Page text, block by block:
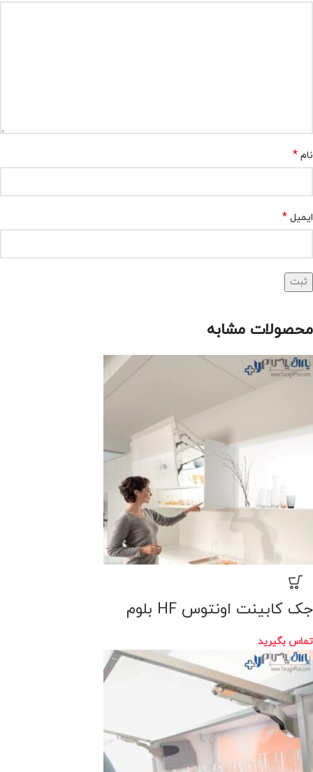
نام *
ایمیل *
محصولات مشابه
جک کابینت اونتوس HF بلوم
تماس بگیرید